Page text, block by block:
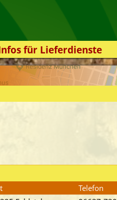
für Lieferdienste
Telefon